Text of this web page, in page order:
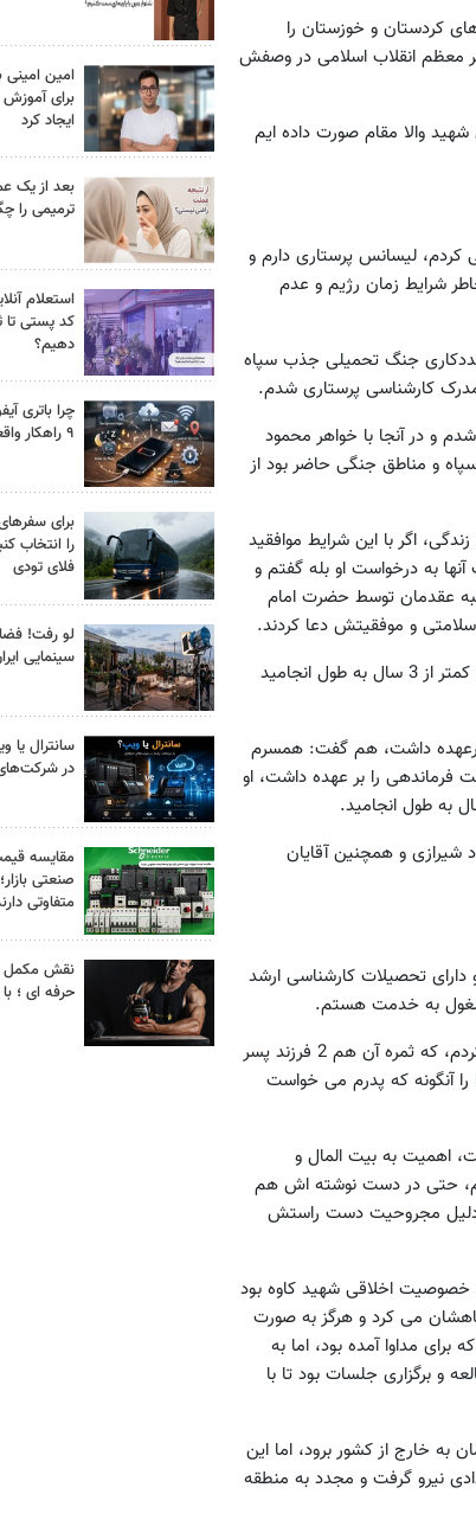
کردستان و خوزستان را
معظم انقلاب اسلامی در وصفش
والا مقام صورت داده ایم
کردم، لیسانس پرستاری دارم و
و در ابتدا به خاطر شرایط زمان رژیم و عدم
مددکاری جنگ تحمیلی جذب سپاه
کارشناسی پرستاری شدم.
خود با شهید کاوه تصریح کرد: در سال 1361 وارد سپاه شدم و در آنجا با خواهر محمود
و مناطق جنگی حاضر بود از
اگر با این شرایط موافقید
به درخواست او بله گفتم و
(ص)، خطبه عقدمان توسط حضرت امام
و موفقیتش دعا کردند.
همسر شهید کاوه درباره یادگار همسر شهیدش هم خاطرنشان کرد: زندگی ما کوتاه بود و کمتر از 3 سال به طول انجامید
برعهده داشت، هم گفت: همسرم
بود و در تمامی آنها سمت فرماندهی را بر عهده داشت، او
و همچنین آقایان
کاوه هم در سخنانی اظهار کرد: من متولد سال 1363 هستم و دارای تحصیلات کارشناسی ارشد
مشغول به خدمت هستم.
وی افزود: در سال 1384 هم با ازدواج خود سنت اهل بیت عصمت و طهارت (ع) را اجرا کردم، که ثمره آن هم 2 فرزند پسر
این است که آنها را آنگونه که پدرم می خواست
اهمیت به بیت المال و
حتی در دست نوشته اش هم
دلیل مجروحیت دست راستش
اخلاقی شهید کاوه بود
می کرد و هرگز به صورت
مدت جنگ هم فقط 1 ماه در مشهد بود که برای مداوا آمده بود، اما به
و برگزاری جلسات بود تا با
به خارج از کشور برود، اما این
نیرو گرفت و مجدد به منطقه
امین امینی
برای
ایجاد کرد
بعد از یک
ترمیمی را
استعلام
کد پستی تا
دهیم؟
چرا باتری
۹ راهکار واقعی
برای
را انتخاب
فلای تودی
لو رفت!
سینمایی
سانترال یا
در
مقایسه
صنعتی
متفاوتی
نقش مکمل
حرفه ای ؛